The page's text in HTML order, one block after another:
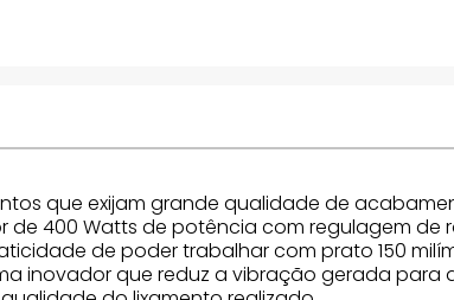
que exijam grande qualidade de
400 Watts de potência com regulagem de
de poder trabalhar com prato 150
inovador que reduz a vibração gerada